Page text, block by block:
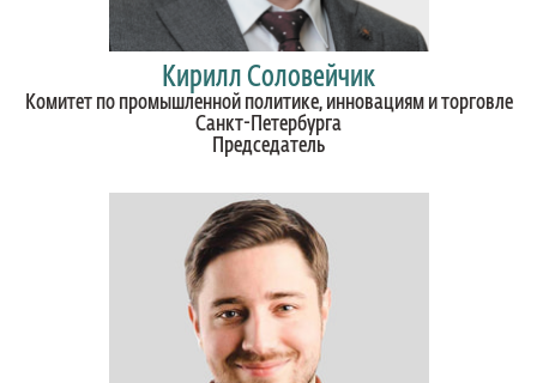
Кирилл Соловейчик
Комитет по промышленной политике, инновациям и торговле
Санкт-Петербурга
Председатель